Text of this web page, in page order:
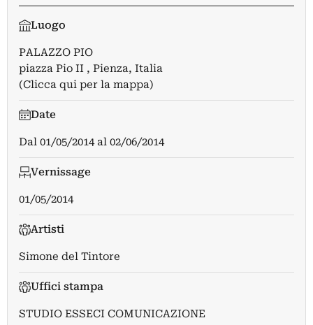
Luogo
PALAZZO PIO
piazza Pio II , Pienza, Italia
(Clicca qui per la mappa)
Date
Dal 01/05/2014al 02/06/2014
Vernissage
01/05/2014
Artisti
Simone del Tintore
Uffici stampa
STUDIO ESSECI COMUNICAZIONE